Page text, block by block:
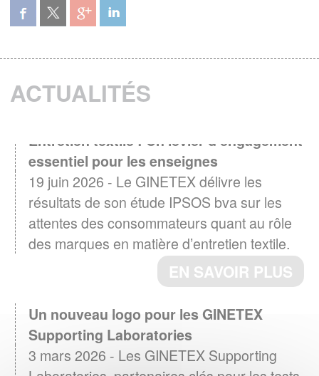
ACTUALITÉS
essentiel pour les enseignes
19 juin 2026 - Le GINETEX délivre les
résultats de son étude IPSOS bva sur les
attentes des consommateurs quant au rôle
des marques en matière d’entretien textile.
EN SAVOIR PLUS
Un nouveau logo pour les GINETEX
Supporting Laboratories
3 mars 2026 - Les GINETEX Supporting